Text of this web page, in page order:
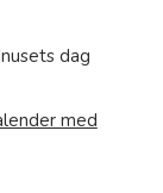
dag
med